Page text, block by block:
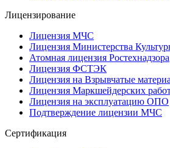
Лицензирование
Лицензия МЧС
Лицензия Министерства
Атомная лицензия Ростехнадзора
Лицензия ФСТЭК
Лицензия на Взрывчатые
Лицензия Маркшейдерских
Лицензия на эксплуатацию ОПО
Подтверждение лицензии МЧС
Сертификация